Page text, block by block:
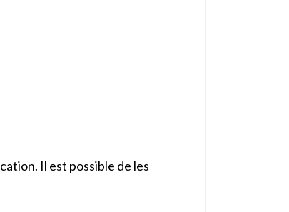
Il est possible de les